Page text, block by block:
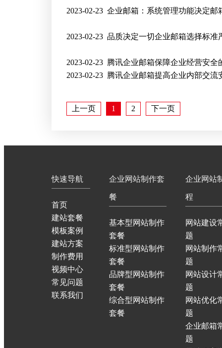
2023-02-23企业邮箱：系统管理功能决定邮
2023-02-23品质决定一切企业邮箱选择标准
2023-02-23 腾讯企业邮箱保障企业经营安全
2023-02-23 腾讯企业邮箱提高企业内部交流
上一页 1 2 下一页
快速导航
首页
建站套餐
模板案例
建站方案
制作费用
视频中心
常见问题
联系我们
企业网站制作套
餐
基本型网站制作
套餐
标准型网站制作
套餐
品牌型网站制作
套餐
综合型网站制作
套餐
企业网站
程
网站建设
题
网站制作
题
网站设计
题
网站优化
题
企业邮箱
题